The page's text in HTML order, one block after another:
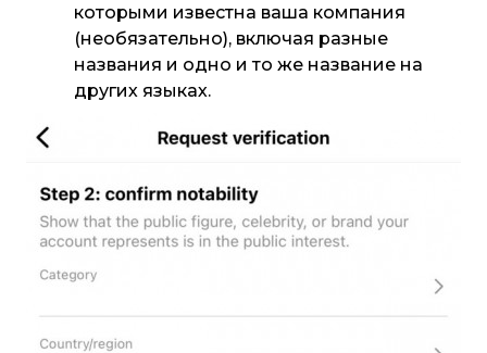
которыми известна ваша компания
(необязательно), включая разные
названия и одно и то же название на
других языках.